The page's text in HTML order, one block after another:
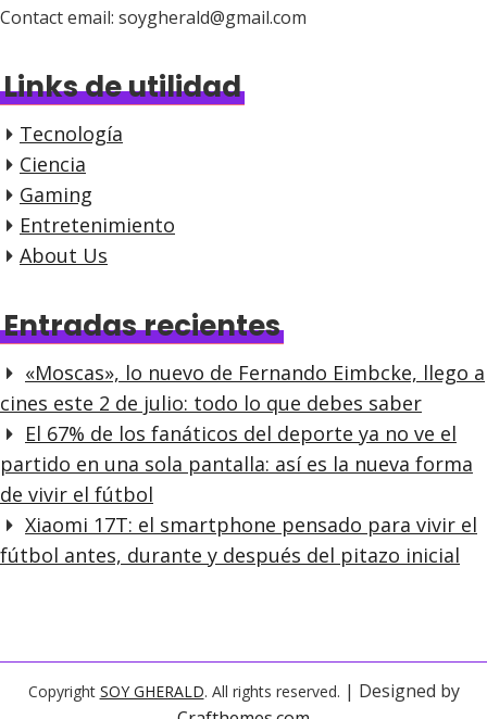
Contact email: soygherald@gmail.com
Links de utilidad
Tecnología
Ciencia
Gaming
Entretenimiento
About Us
Entradas recientes
«Moscas», lo nuevo de Fernando Eimbcke, llego a
cines este 2 de julio: todo lo que debes saber
El 67% de los fanáticos del deporte ya no ve el
partido en una sola pantalla: así es la nueva forma
de vivir el fútbol
Xiaomi 17T: el smartphone pensado para vivir el
fútbol antes, durante y después del pitazo inicial
Copyright SOY GHERALD. All rights reserved. | Designed by